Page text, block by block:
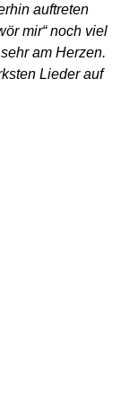
auftreten
mir“ noch viel
am Herzen.
Lieder auf